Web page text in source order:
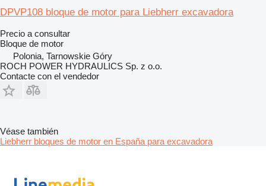
DPVP108 bloque de motor para Liebherr excavadora
Precio a consultar
Bloque de motor
Polonia, Tarnowskie Góry
ROCH POWER HYDRAULICS Sp. z o.o.
Contacte con el vendedor
Véase también
Liebherr bloques de motor en España para excavadora